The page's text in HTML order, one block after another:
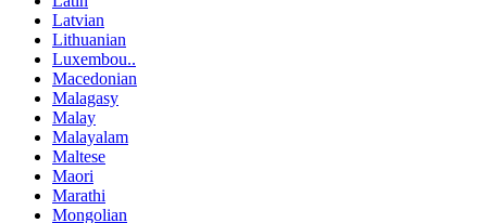
Latvian
Lithuanian
Luxembou..
Macedonian
Malagasy
Malay
Malayalam
Maltese
Maori
Marathi
Mongolian